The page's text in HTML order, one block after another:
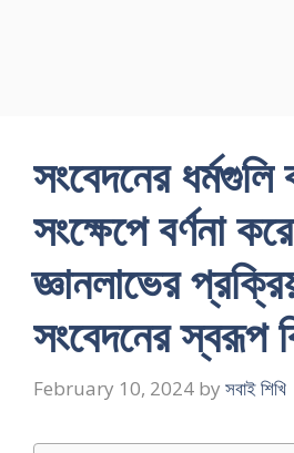
সংবেদনের
সংক্ষেপে বর্ণনা
জ্ঞানলাভের
সংবেদনের স্বরূপ
February 10, 2024 by সবাই শিখি